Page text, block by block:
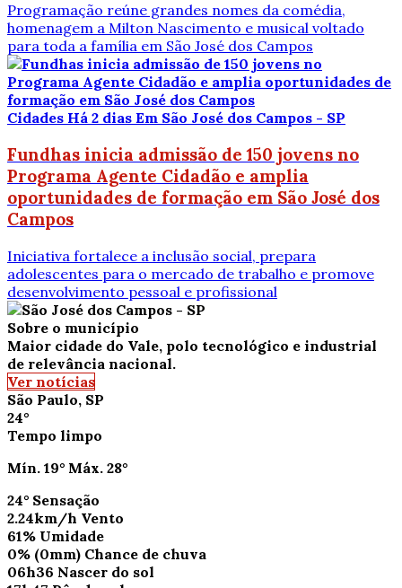
Programação reúne grandes nomes da comédia,
homenagem a Milton Nascimento e musical voltado
para toda a família em São José dos Campos
Cidades Há 2 dias Em São José dos Campos - SP
Fundhas inicia admissão de 150 jovens no
Programa Agente Cidadão e amplia
oportunidades de formação em São José dos
Campos
Iniciativa fortalece a inclusão social, prepara
adolescentes para o mercado de trabalho e promove
desenvolvimento pessoal e profissional
Sobre o município
Maior cidade do Vale, polo tecnológico e industrial
de relevância nacional.
Ver notícias
São Paulo, SP
24°
Tempo limpo
Mín. 19° Máx. 28°
24° Sensação
2.24km/h Vento
61% Umidade
0% (0mm) Chance de chuva
06h36 Nascer do sol